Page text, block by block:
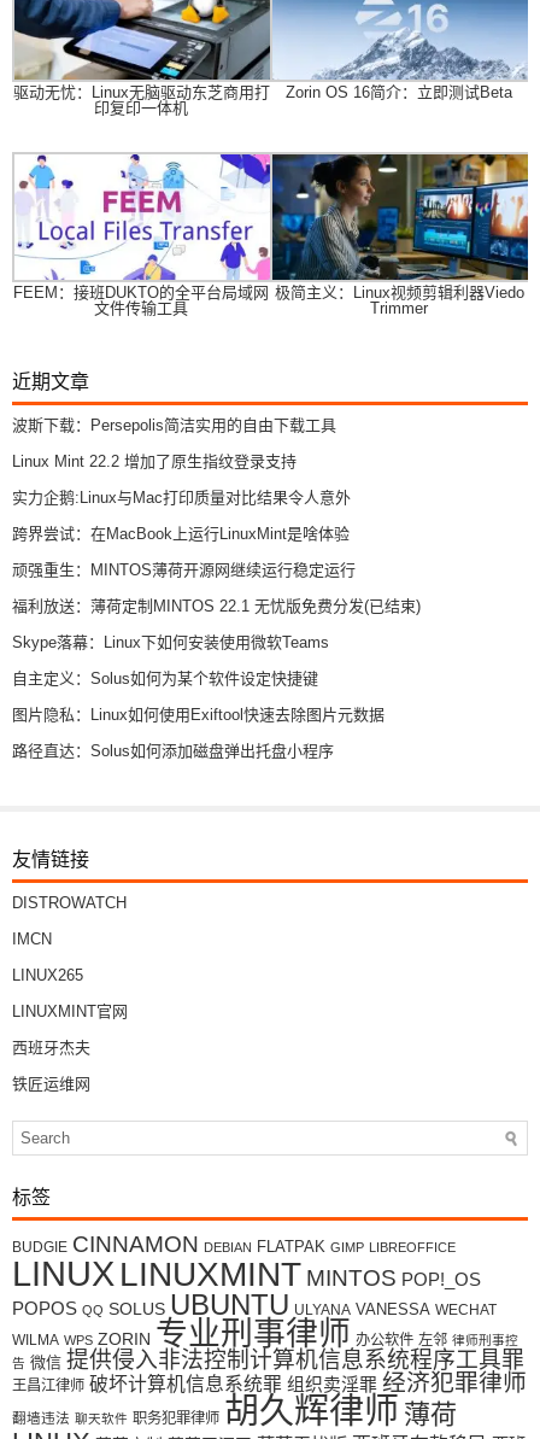
驱动无忧：Linux无脑驱动东芝商用打
印复印一体机
Zorin OS 16简介：立即测试Beta
FEEM：接班DUKTO的全平台局域网
文件传输工具
极简主义：Linux视频剪辑利器Viedo
Trimmer
近期文章
波斯下载：Persepolis简洁实用的自由下载工具
Linux Mint 22.2 增加了原生指纹登录支持
实力企鹅:Linux与Mac打印质量对比结果令人意外
跨界尝试：在MacBook上运行LinuxMint是啥体验
顽强重生：MINTOS薄荷开源网继续运行稳定运行
福利放送：薄荷定制MINTOS 22.1 无忧版免费分发(已结束)
Skype落幕：Linux下如何安装使用微软Teams
自主定义：Solus如何为某个软件设定快捷键
图片隐私：Linux如何使用Exiftool快速去除图片元数据
路径直达：Solus如何添加磁盘弹出托盘小程序
友情链接
DISTROWATCH
IMCN
LINUX265
LINUXMINT官网
西班牙杰夫
铁匠运维网
标签
BUDGIE CINNAMON DEBIAN FLATPAK GIMP LIBREOFFICE
LINUX LINUXMINT MINTOS POP!_OS
POPOS QQ SOLUS UBUNTU ULYANA VANESSA WECHAT
WILMA WPS ZORIN 专业刑事律师 办公软件 左邻 律师刑事控
告 微信 提供侵入非法控制计算机信息系统程序工具罪
王昌江律师 破坏计算机信息系统罪 组织卖淫罪 经济犯罪律师
翻墙违法 聊天软件 职务犯罪律师 胡久辉律师 薄荷